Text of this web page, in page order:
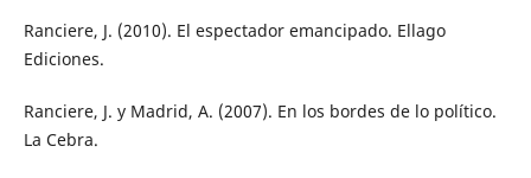
Ranciere, J. (2010). El espectador emancipado. Ellago
Ediciones.
Ranciere, J. y Madrid, A. (2007). En los bordes de lo político.
La Cebra.